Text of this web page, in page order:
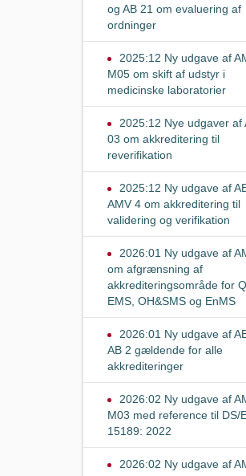
og AB 21 om evaluering af
ordninger
2025:12 Ny udgave af
M05 om skift af udstyr i
medicinske laboratorier
2025:12 Nye udgaver af
03 om akkreditering til
reverifikation
2025:12 Ny udgave af
AMV 4 om akkreditering til
validering og verifikation
2026:01 Ny udgave af
om afgrænsning af
akkrediteringsområde for
EMS, OH&SMS og EnMS
2026:01 Ny udgave af
AB 2 gældende for alle
akkrediteringer
2026:02 Ny udgave af
M03 med reference til DS/
15189: 2022
2026:02 Ny udgave af